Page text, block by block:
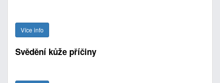
Více info
Svědění kůže příčiny